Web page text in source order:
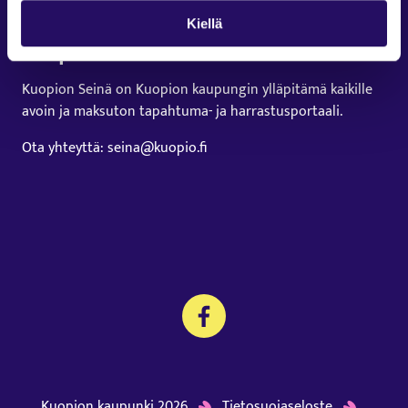
Kiellä
Kuopion Seinä
Kuopion Seinä on Kuopion kaupungin ylläpitämä kaikille
avoin ja maksuton tapahtuma- ja harrastusportaali.
Ota yhteyttä: seina@kuopio.fi